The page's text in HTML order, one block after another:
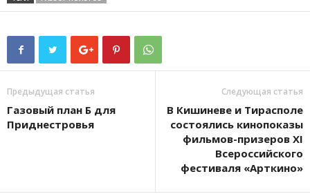
Предыдущая статья
Газовый план Б для
Приднестровья
Следующая статья
В Кишиневе и Тирасполе
состоялись кинопоказы
фильмов-призеров XI
Всероссийского
фестиваля «Арткино»